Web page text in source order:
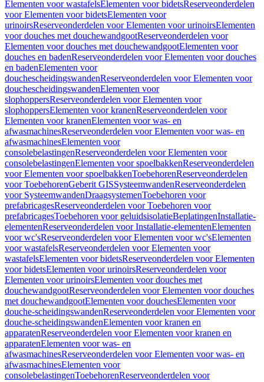
Elementen voor wastafelsElementen voor bidetsReserveonderdelen
voor Elementen voor bidetsElementen voor
urinoirsReserveonderdelen voor Elementen voor urinoirsElementen
voor douches met douchewandgootReserveonderdelen voor
Elementen voor douches met douchewandgootElementen voor
douches en badenReserveonderdelen voor Elementen voor douches
en badenElementen voor
douchescheidingswandenReserveonderdelen voor Elementen voor
douchescheidingswandenElementen voor
slophoppersReserveonderdelen voor Elementen voor
slophoppersElementen voor kranenReserveonderdelen voor
Elementen voor kranenElementen voor was- en
afwasmachinesReserveonderdelen voor Elementen voor was- en
afwasmachinesElementen voor
consolebelastingenReserveonderdelen voor Elementen voor
consolebelastingenElementen voor spoelbakkenReserveonderdelen
voor Elementen voor spoelbakkenToebehorenReserveonderdelen
voor ToebehorenGeberit GISSysteemwandenReserveonderdelen
voor SysteemwandenDraagsystemenToebehoren voor
prefabricagesReserveonderdelen voor Toebehoren voor
prefabricagesToebehoren voor geluidsisolatieBeplatingenInstallatie-
elementenReserveonderdelen voor Installatie-elementenElementen
voor wc'sReserveonderdelen voor Elementen voor wc'sElementen
voor wastafelsReserveonderdelen voor Elementen voor
wastafelsElementen voor bidetsReserveonderdelen voor Elementen
voor bidetsElementen voor urinoirsReserveonderdelen voor
Elementen voor urinoirsElementen voor douches met
douchewandgootReserveonderdelen voor Elementen voor douches
met douchewandgootElementen voor douchesElementen voor
douche-scheidingswandenReserveonderdelen voor Elementen voor
douche-scheidingswandenElementen voor kranen en
apparatenReserveonderdelen voor Elementen voor kranen en
apparatenElementen voor was- en
afwasmachinesReserveonderdelen voor Elementen voor was- en
afwasmachinesElementen voor
consolebelastingenToebehorenReserveonderdelen voor